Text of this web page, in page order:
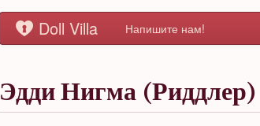
Doll Villa Напишите нам!
Эдди Нигма (Риддлер)